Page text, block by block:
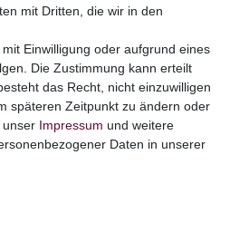
mit Dritten, die wir in den
Einwilligung oder aufgrund eines
Die Zustimmung kann erteilt
das Recht, nicht einzuwilligen
späteren Zeitpunkt zu ändern oder
unser Impressum und weitere
Daten in unserer